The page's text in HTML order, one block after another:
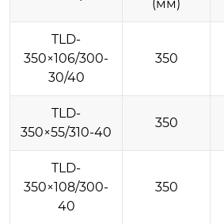
(мм)
TLD-
350×106/300-
30/40
350
TLD-
350×55/310-40
350
TLD-
350×108/300-
40
350